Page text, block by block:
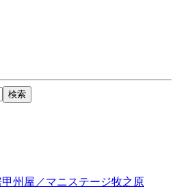
州屋／マニステージ牧之原